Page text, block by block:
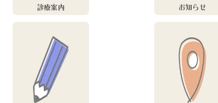
診療案内 お知らせ